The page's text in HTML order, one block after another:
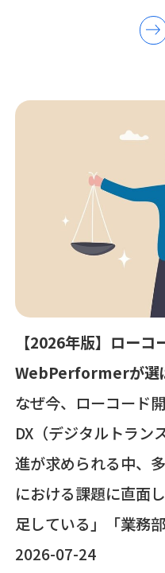
【2026年版】ロー
WebPerformerが選
なぜ今、ローコード
DX（デジタルトラン
進が求められる中、
における課題に直面
足している」「業務
している」「スクラ
2026-07-24